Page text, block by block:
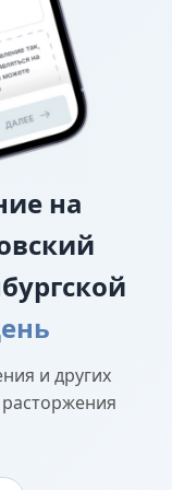
на
и других